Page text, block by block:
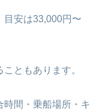
目安は33,000円〜
ともあります。
間・乗船場所・キ